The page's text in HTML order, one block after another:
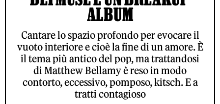
ALBUM
Cantare lo spazio profondo per evocare il
vuoto interiore e cioè la fine di un amore. È
il tema più antico del pop, ma trattandosi
di Matthew Bellamy è reso in modo
contorto, eccessivo, pomposo, kitsch. E a
tratti contagioso